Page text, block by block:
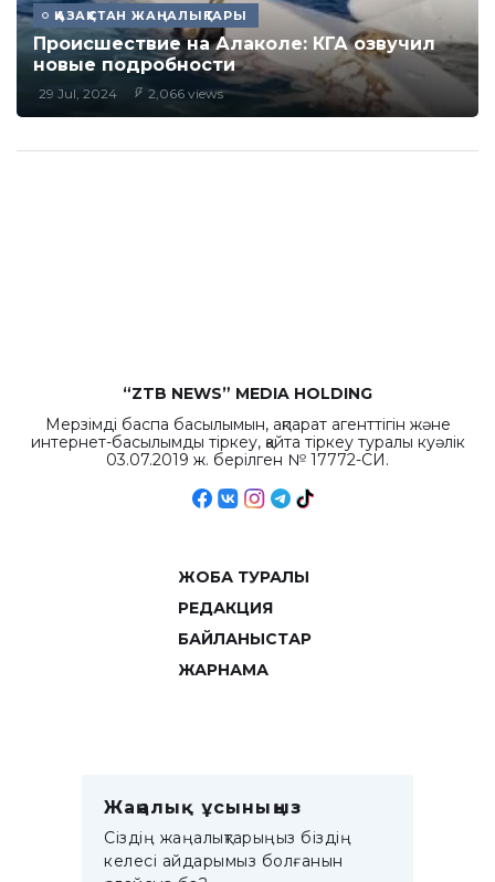
ҚАЗАҚСТАН ЖАҢАЛЫҚТАРЫ
Происшествие на Алаколе: КГА озвучил
новые подробности
29 Jul, 2024 2,066 views
“ZTB NEWS” MEDIA HOLDING
Мерзімді баспа басылымын, ақпарат агенттігін және
интернет-басылымды тіркеу, қайта тіркеу туралы куәлік
03.07.2019 ж. берілген № 17772-СИ.
ЖОБА ТУРАЛЫ
РЕДАКЦИЯ
БАЙЛАНЫСТАР
ЖАРНАМА
Жаңалық ұсыныңыз
Сіздің жаңалықтарыңыз біздің
келесі айдарымыз болғанын